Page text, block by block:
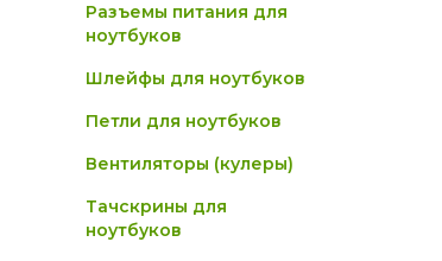
Разъемы питания для
ноутбуков
Шлейфы для ноутбуков
Петли для ноутбуков
Вентиляторы (кулеры)
Тачскрины для
ноутбуков